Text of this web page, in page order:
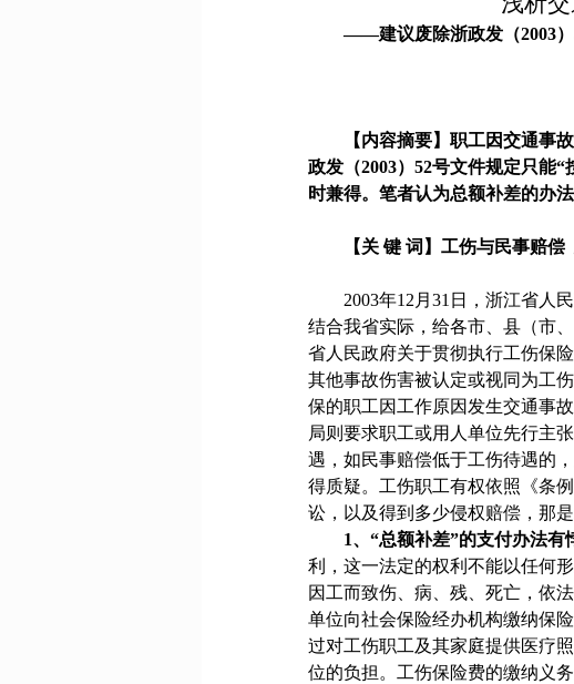
——建议废除浙政发（2003）
【内容摘要】职工因交通事
政发（2003） 52号文件规定只能“
时兼得。笔者认为总额补差的办
【关 键 词】工伤与民事赔偿
2003年12 月 31 日
，浙江省人
结合我省实际，给各市、县（市
省人民政府关于贯彻执行工伤保
其他事故伤害被认定或视同为工
保的职工因工作原因发生交通事
局则要求职工或用人单位先行主
遇，如民事赔偿低于工伤待遇的
得质疑。工伤职工有权依照《条
讼，以及得到多少侵权赔偿，那
1、“总额补差”的支付办法
利，这一法定的权利不能以任何
因工而致伤、病、残、死亡，依
单位向社会保险经办机构缴纳保
过对工伤职工及其家庭提供医疗
位的负担。工伤保险费的缴纳义